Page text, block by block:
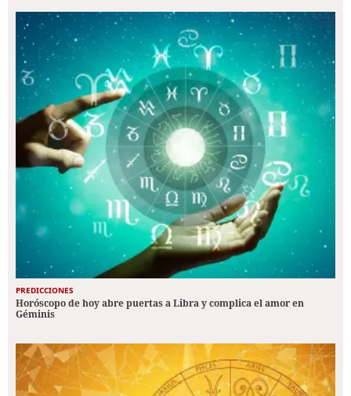
PREDICCIONES
Horóscopo de hoy abre puertas a Libra y complica el amor en
Géminis